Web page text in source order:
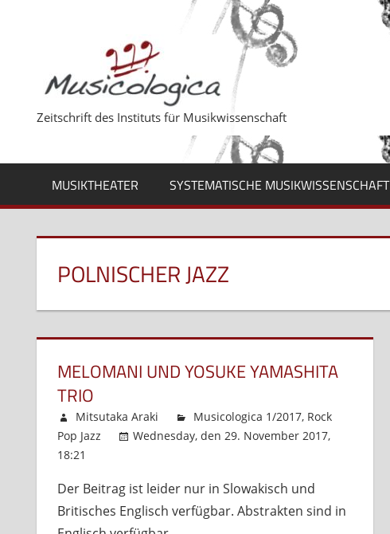
Zeitschrift des Instituts für Musikwissenschaft
MUSIKTHEATER SYSTEMATISCHE MUSIKWISSENSCHAFT
POLNISCHER JAZZ
MELOMANI UND YOSUKE YAMASHITA
TRIO
Mitsutaka Araki Musicologica 1/2017, Rock
Pop Jazz
Wednesday, den 29. November 2017,
18:21
und
Yosuke
Der Beitrag ist leider nur in Slowakisch und
Britisches Englisch verfügbar. Abstrakten sind in